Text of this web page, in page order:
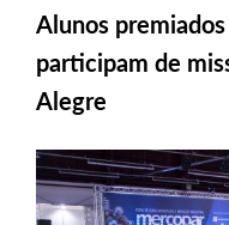
Alunos
participam de
Alegre